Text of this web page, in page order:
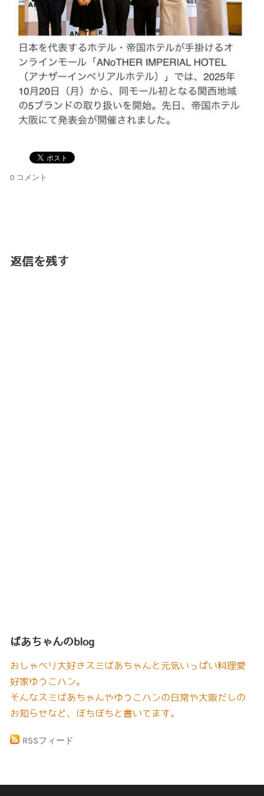
0 コメント
返信を残す
ばあちゃんのblog
おしゃべり大好きスミばあちゃんと元気いっぱい料理愛
好家ゆうこハン。
そんなスミばあちゃんやゆうこハンの日常や大阪だしの
お知らせなど、ぼちぼちと書いてます。
RSSフィード